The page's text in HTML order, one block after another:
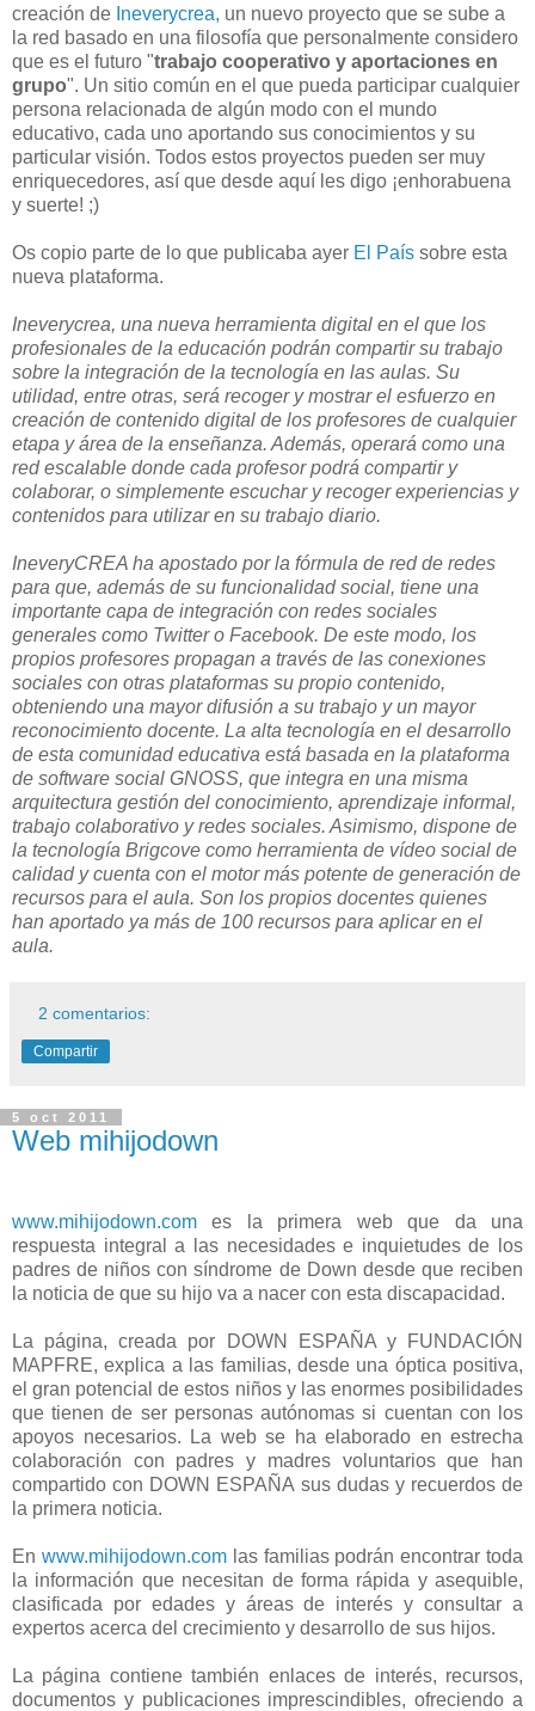
creación de Ineverycrea, un nuevo proyecto que se sube a
la red basado en una filosofía que personalmente considero
que es el futuro "trabajo cooperativo y aportaciones en
grupo". Un sitio común en el que pueda participar cualquier
persona relacionada de algún modo con el mundo
educativo, cada uno aportando sus conocimientos y su
particular visión. Todos estos proyectos pueden ser muy
enriquecedores, así que desde aquí les digo ¡enhorabuena
y suerte! ;)
Os copio parte de lo que publicaba ayer El País sobre esta
nueva plataforma.
Ineverycrea, una nueva herramienta digital en el que los
profesionales de la educación podrán compartir su trabajo
sobre la integración de la tecnología en las aulas. Su
utilidad, entre otras, será recoger y mostrar el esfuerzo en
creación de contenido digital de los profesores de cualquier
etapa y área de la enseñanza. Además, operará como una
red escalable donde cada profesor podrá compartir y
colaborar, o simplemente escuchar y recoger experiencias y
contenidos para utilizar en su trabajo diario.
IneveryCREA ha apostado por la fórmula de red de redes
para que, además de su funcionalidad social, tiene una
importante capa de integración con redes sociales
generales como Twitter o Facebook. De este modo, los
propios profesores propagan a través de las conexiones
sociales con otras plataformas su propio contenido,
obteniendo una mayor difusión a su trabajo y un mayor
reconocimiento docente. La alta tecnología en el desarrollo
de esta comunidad educativa está basada en la plataforma
de software social GNOSS, que integra en una misma
arquitectura gestión del conocimiento, aprendizaje informal,
trabajo colaborativo y redes sociales. Asimismo, dispone de
la tecnología Brigcove como herramienta de vídeo social de
calidad y cuenta con el motor más potente de generación de
recursos para el aula. Son los propios docentes quienes
han aportado ya más de 100 recursos para aplicar en el
aula.
2 comentarios:
Compartir
5 oct 2011
Web mihijodown
www.mihijodown.com es la primera web que da una
respuesta integral a las necesidades e inquietudes de los
padres de niños con síndrome de Down desde que reciben
la noticia de que su hijo va a nacer con esta discapacidad.
La página, creada por DOWN ESPAÑA y FUNDACIÓN
MAPFRE, explica a las familias, desde una óptica positiva,
el gran potencial de estos niños y las enormes posibilidades
que tienen de ser personas autónomas si cuentan con los
apoyos necesarios. La web se ha elaborado en estrecha
colaboración con padres y madres voluntarios que han
compartido con DOWN ESPAÑA sus dudas y recuerdos de
la primera noticia.
En www.mihijodown.comlas familias podrán encontrar toda
la información que necesitan de forma rápida y asequible,
clasificada por edades y áreas de interés y consultar a
expertos acerca del crecimiento y desarrollo de sus hijos.
La página contiene también enlaces de interés, recursos,
documentos y publicaciones imprescindibles, ofreciendo a